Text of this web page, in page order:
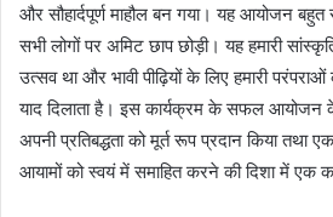
और सौहार्दपूर्ण माहौल बन गया। यह आयोजन
सभी लोगों पर अमिट छाप छोड़ी। यह हमारी
उत्सव था और भावी पीढ़ियों के लिए हमारी
याद दिलाता है। इस कार्यक्रम के सफल
अपनी प्रतिबद्धता को मूर्त रूप प्रदान किया तथा
आयामों को स्वयं में समाहित करने की दिशा में